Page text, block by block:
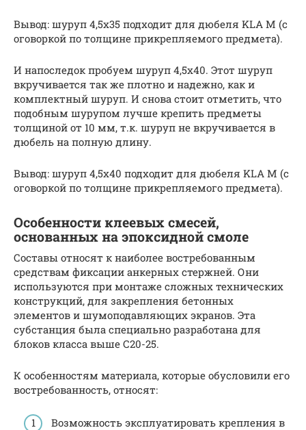
Вывод: шуруп 4,5х35 подходит для дюбеля KLA M (с
оговоркой по толщине прикрепляемого предмета).
И напоследок пробуем шуруп 4,5х40. Этот шуруп
вкручивается так же плотно и надежно, как и
комплектный шуруп. И снова стоит отметить, что
подобным шурупом лучше крепить предметы
толщиной от 10 мм, т.к. шуруп не вкручивается в
дюбель на полную длину.
Вывод: шуруп 4,5х40 подходит для дюбеля KLA M (с
оговоркой по толщине прикрепляемого предмета).
Особенности клеевых смесей,
основанных на эпоксидной смоле
Составы относят к наиболее востребованным
средствам фиксации анкерных стержней. Они
используются при монтаже сложных технических
конструкций, для закрепления бетонных
элементов и шумоподавляющих экранов. Эта
субстанция была специально разработана для
блоков класса выше С20-25.
К особенностям материала, которые обусловили его
востребованность, относят:
Возможность эксплуатировать крепления в